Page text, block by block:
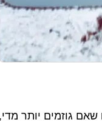
גוזמים יותר מדי,